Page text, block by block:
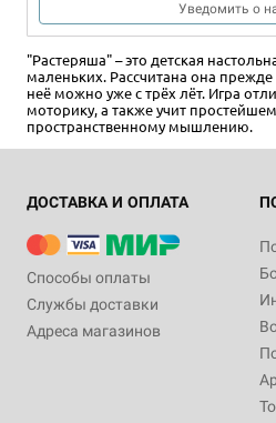
Уведомить о
"Растеряша" – это детская
маленьких. Рассчитана она прежде
неё можно уже с трёх лёт. Игра
моторику, а также учит
пространственному мышлению.
ДОСТАВКА И ОПЛАТА
Способы оплаты
Службы доставки
Адреса магазинов